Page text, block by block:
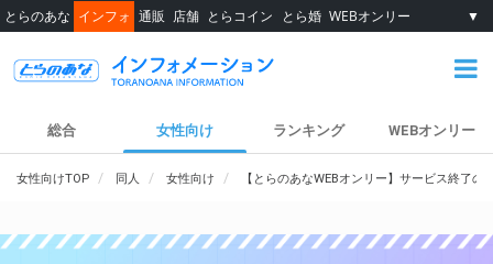
とらのあな インフォ 通販 店舗 とらコイン とら婚 WEBオンリー ▼
総合 女性向け ランキング WEBオンリー
女性向けTOP 同人 女性向け 【とらのあなWEBオンリー】サービス終了の